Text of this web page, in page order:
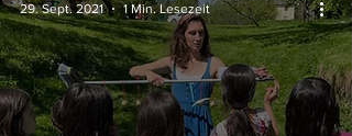
29. Sept. 2021 1 Min. Lesezeit